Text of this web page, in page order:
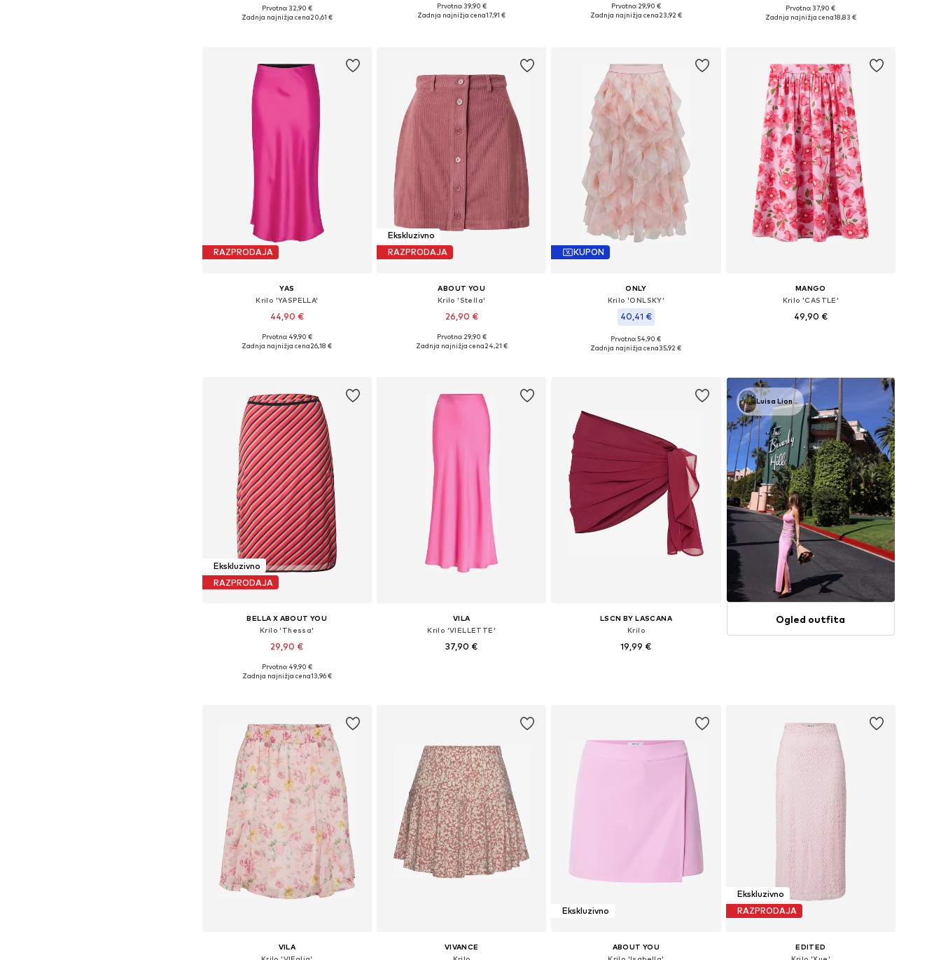
Razpoložljive velikosti: 36, 38, 40
Prvotno: 32,90 €
Zadnja najnižja cena20,61 €
Razpoložljive velikosti: 34, 36, 38, 40, 42
Prvotno: 39,90 €
Zadnja najnižja cena17,91 €
+ 9
Prvotno: 29,90 €
Zadnja najnižja cena23,92 € Razpoložljive velikosti: 36, 38, 40
Prvotno: 37,90 €
Zadnja najnižja cena18,83 €
RAZPRODAJA
YAS
Krilo 'YASPELLA'
44,90 €
+12
Prvotno: 49,90 €
Zadnja najnižja cena26,18 €
Ekskluzivno
RAZPRODAJA
ABOUT YOU
Krilo 'Stella'
26,90 €
Prvotno: 29,90 €
Zadnja najnižja cena24,21 €
KUPON
ONLY
Krilo 'ONLSKY'
40,41 €
Razpoložljive velikosti: 36, 38
Prvotno: 54,90 €
Zadnja najnižja cena35,92 €
MANGO
Krilo 'CASTLE'
49,90 €
Ekskluzivno
RAZPRODAJA
BELLA X ABOUT YOU
Krilo 'Thessa'
29,90 €
Prvotno: 49,90 €
Zadnja najnižja cena13,96 €
VILA
Krilo 'VIELLETTE'
37,90 €
LSCN BY LASCANA
Krilo
19,99 €
Luisa Lion
Ogled outfita
VILA
Krilo 'VIFalia'
VIVANCE
Krilo
Ekskluzivno
ABOUT YOU
Krilo 'Isabella'
Ekskluzivno
RAZPRODAJA
EDITED
Krilo 'Xue'